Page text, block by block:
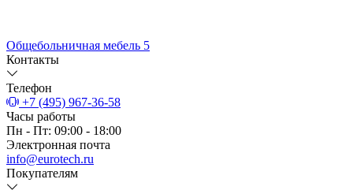
Общебольничная мебель 5
Контакты
Телефон
+7 (495) 967-36-58
Часы работы
Пн - Пт: 09:00 - 18:00
Электронная почта
info@eurotech.ru
Покупателям